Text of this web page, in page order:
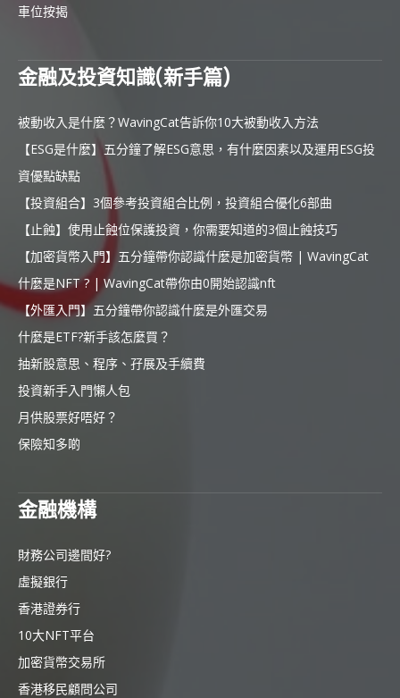
車位按揭
金融及投資知識(新手篇)
被動收入是什麼？WavingCat告訴你10大被動收入方法
【ESG是什麼】五分鐘了解ESG意思，有什麼因素以及運用ESG投
資優點缺點
【投資組合】3個參考投資組合比例，投資組合優化6部曲
【止蝕】使用止蝕位保護投資，你需要知道的3個止蝕技巧
【加密貨幣入門】五分鐘帶你認識什麼是加密貨幣 | WavingCat
什麼是NFT ? | WavingCat帶你由0開始認識nft
【外匯入門】五分鐘帶你認識什麼是外匯交易
什麼是ETF?新手該怎麼買？
抽新股意思、程序、孖展及手續費
投資新手入門懶人包
月供股票好唔好？
保險知多啲
金融機構
財務公司邊間好?
虛擬銀行
香港證券行
10大NFT平台
加密貨幣交易所
香港移民顧問公司